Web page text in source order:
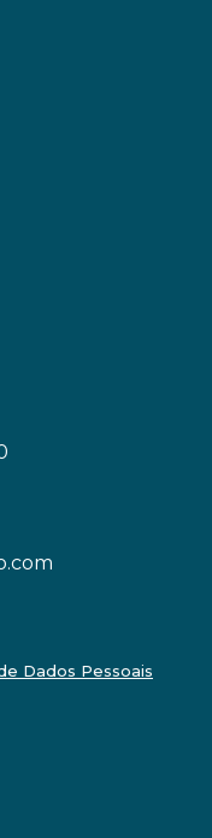
Dados Pessoais